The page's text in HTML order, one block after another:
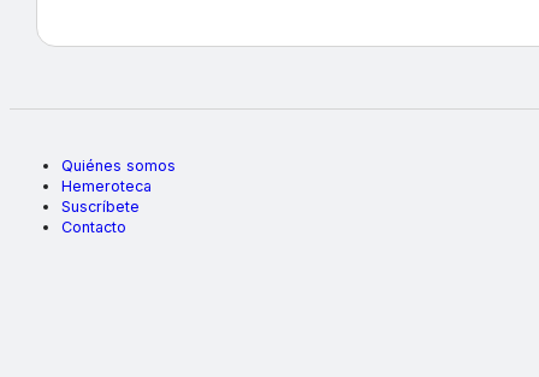
Quiénes somos
Hemeroteca
Suscríbete
Contacto